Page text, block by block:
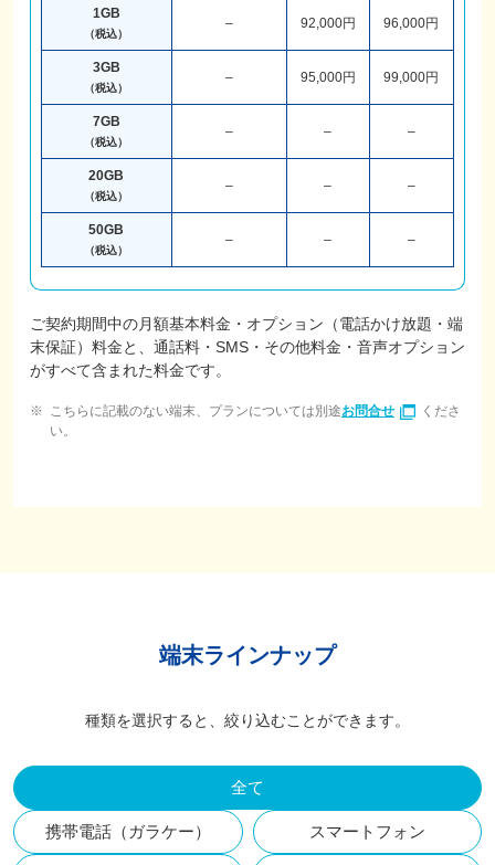
1GB
（税込）
– 92,000円 96,000円
3GB
（税込）
– 95,000円 99,000円
7GB
（税込）
– – –
20GB
（税込）
– – –
50GB
（税込）
– – –
ご契約期間中の月額基本料金・オプション（電話かけ放題・端
末保証）料金と、通話料・SMS・その他料金・音声オプション
がすべて含まれた料金です。
こちらに記載のない端末、プランについては別途お問合せ
くださ
い。
端末ラインナップ
種類を選択すると、絞り込むことができます。
全て
携帯電話（ガラケー） スマートフォン